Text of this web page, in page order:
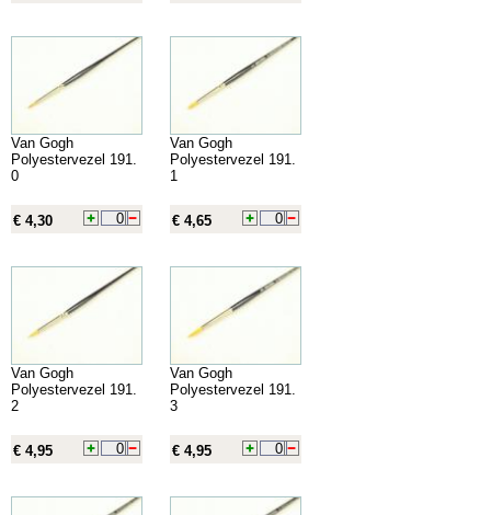
Van Gogh
Polyestervezel 191.
0
€ 4,30
Van Gogh
Polyestervezel 191.
1
€ 4,65
Van Gogh
Polyestervezel 191.
2
€ 4,95
Van Gogh
Polyestervezel 191.
3
€ 4,95